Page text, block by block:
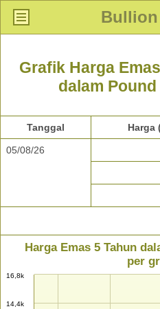
Bullion
Grafik Harga
dalam
Tanggal Harga
05/08/26
Harga Emas 5 Tahun
per
14,4k
16,8k